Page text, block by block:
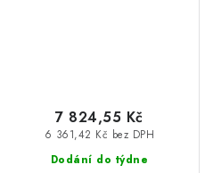
Dodání do týdne
6 361,42 Kč bez DPH
7 824,55 Kč